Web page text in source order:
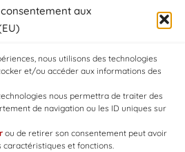
aux
nous utilisons des technologies
et/ou accéder aux informations des
nous permettra de traiter des
de navigation ou les ID uniques sur
ou de retirer son consentement peut avoir
et fonctions.
des projets de restauration
toute la France. Nous
été…